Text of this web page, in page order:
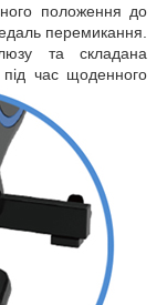
положення до
перемикання.
та складана
під час щоденного